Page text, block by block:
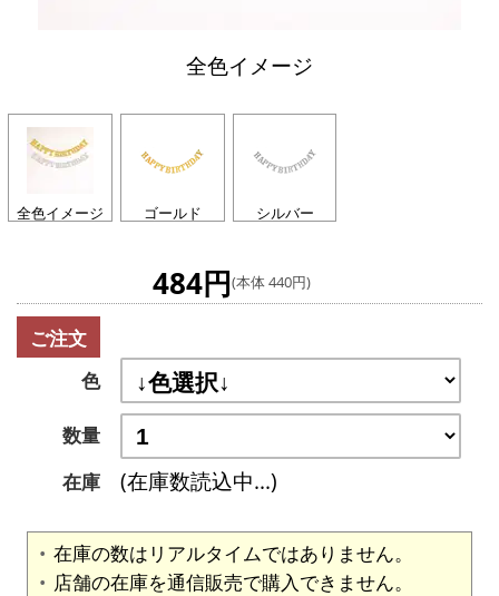
全色イメージ
全色イメージ ゴールド シルバー
484円(本体 440円)
ご注文
色
数量
在庫
(在庫数読込中...)
在庫の数はリアルタイムではありません。
店舗の在庫を通信販売で購入できません。